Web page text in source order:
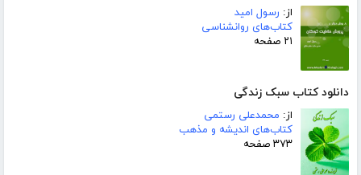
از: رسول امید
کتاب‌های روانشناسی
۲۱ صفحه
دانلود کتاب سبک زندگی
از: محمدعلی رستمی
کتاب‌های اندیشه و مذهب
۳۷۳ صفحه